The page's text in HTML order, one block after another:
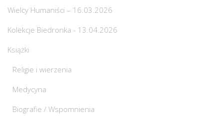
Wielcy Humaniści – 16.03.2026
Kolekcje Biedronka - 13.04.2026
Książki
Religie i wierzenia
Medycyna
Biografie / Wspomnienia